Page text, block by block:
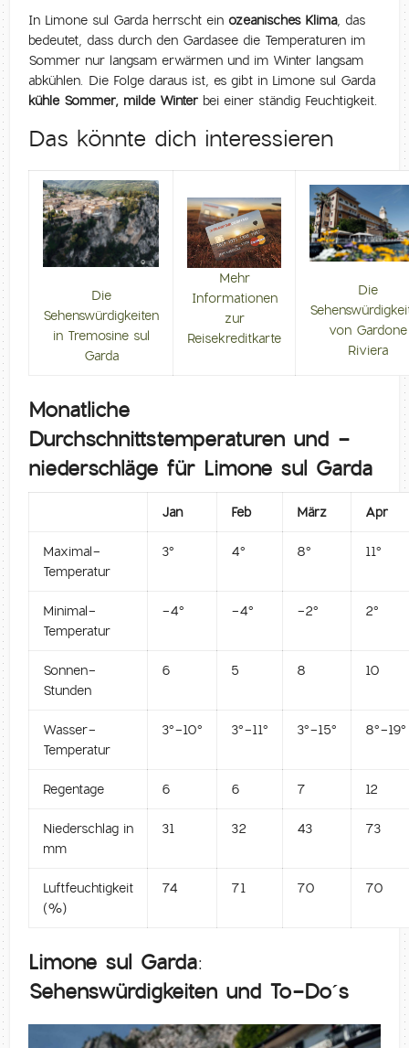
In Limone sul Garda herrscht einozeanisches Klima, das
bedeutet, dass durch den Gardasee die Temperaturen im
Sommer nur langsam erwärmen und im Winter langsam
abkühlen. Die Folge daraus ist, es gibt in Limone sul Garda
kühle Sommer, milde Winter bei einer ständig Feuchtigkeit.
Das könnte dich interessieren
Die
Sehenswürdigkeiten
in Tremosine sul
Garda
Mehr
Informationen
zur
Reisekreditkarte
Die
von Gardone
Riviera
Monatliche
Durchschnittstemperaturen und -
niederschläge für Limone sul Garda
Jan Feb März Apr
Maximal-
Temperatur
3° 4° 8° 11°
Minimal-
Temperatur
-4° -4° -2° 2°
Sonnen-
Stunden
6 5 8 10
Wasser-
Temperatur
3°-10° 3°-11° 3°-15° 8°-19°
Regentage 6 6 7 12
Niederschlag in
mm
31 32 43 73
Luftfeuchtigkeit
(%)
74 71 70 70
Limone sul Garda:
Sehenswürdigkeiten und To-Do´s